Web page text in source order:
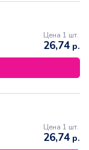
Цена 1 шт.
26,74 р.
Цена 1 шт.
26,74 р.